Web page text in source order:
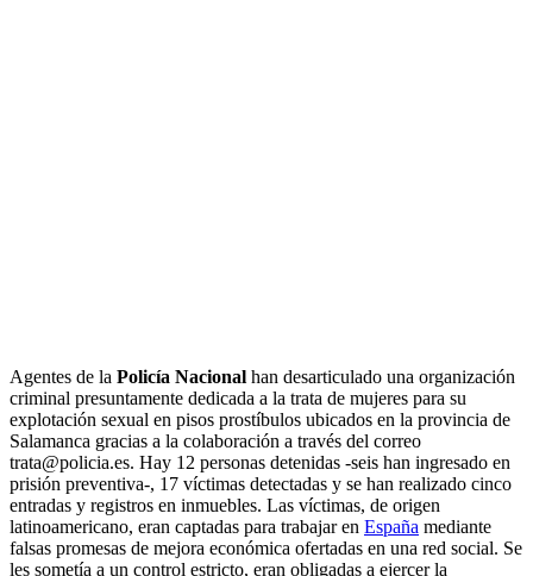
Agentes de la Policía Nacional han desarticulado una organización
criminal presuntamente dedicada a la trata de mujeres para su
explotación sexual en pisos prostíbulos ubicados en la provincia de
Salamanca gracias a la colaboración a través del correo
trata@policia.es. Hay 12 personas detenidas -seis han ingresado en
prisión preventiva-, 17 víctimas detectadas y se han realizado cinco
entradas y registros en inmuebles. Las víctimas, de origen
latinoamericano, eran captadas para trabajar en España mediante
falsas promesas de mejora económica ofertadas en una red social. Se
les sometía a un control estricto, eran obligadas a ejercer la